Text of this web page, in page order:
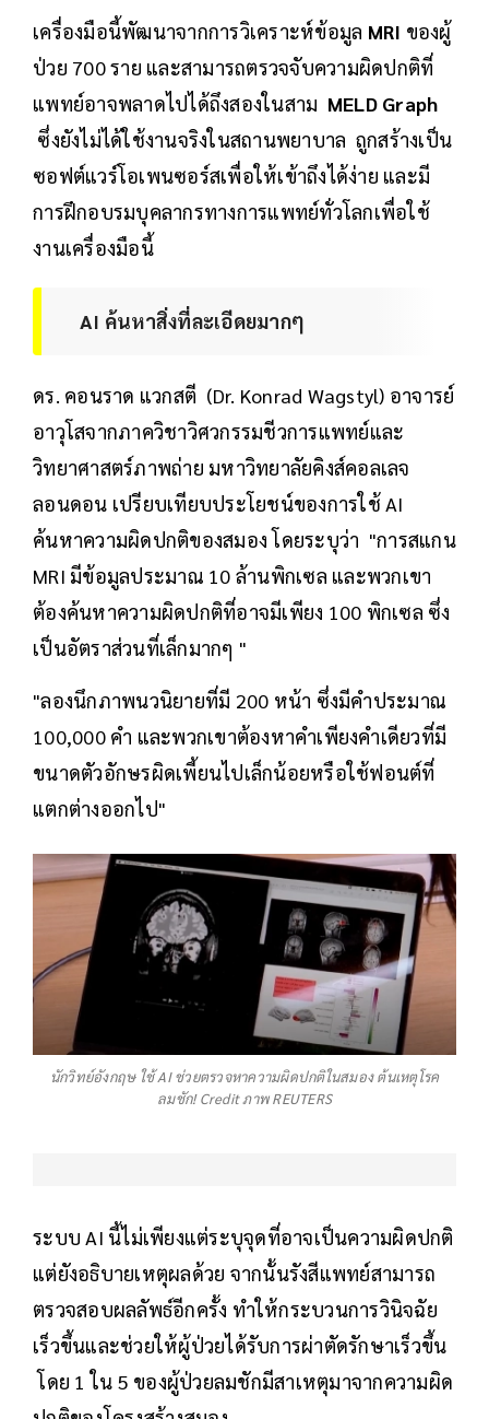
เครื่องมือนี้พัฒนาจากการวิเคราะห์ข้อมูล MRI ของผู้
ป่วย 700 ราย และสามารถตรวจจับความผิดปกติที่
แพทย์อาจพลาดไปได้ถึงสองในสาม MELD Graph
ซึ่งยังไม่ได้ใช้งานจริงในสถานพยาบาล ถูกสร้างเป็น
ซอฟต์แวร์โอเพนซอร์สเพื่อให้เข้าถึงได้ง่าย และมี
การฝึกอบรมบุคลากรทางการแพทย์ทั่วโลกเพื่อใช้
งานเครื่องมือนี้
AI ค้นหาสิ่งที่ละเอีดยมากๆ
ดร. คอนราด แวกสตี (Dr. Konrad Wagstyl) อาจารย์
อาวุโสจากภาควิชาวิศวกรรมชีวการแพทย์และ
วิทยาศาสตร์ภาพถ่าย มหาวิทยาลัยคิงส์คอลเลจ
ลอนดอน เปรียบเทียบประโยชน์ของการใช้ AI
ค้นหาความผิดปกติของสมอง โดยระบุว่า "การสแกน
MRI มีข้อมูลประมาณ 10 ล้านพิกเซล และพวกเขา
ต้องค้นหาความผิดปกติที่อาจมีเพียง 100 พิกเซล ซึ่ง
เป็นอัตราส่วนที่เล็กมากๆ "
"ลองนึกภาพนวนิยายที่มี 200 หน้า ซึ่งมีคำประมาณ
100,000 คำ และพวกเขาต้องหาคำเพียงคำเดียวที่มี
ขนาดตัวอักษรผิดเพี้ยนไปเล็กน้อยหรือใช้ฟอนต์ที่
แตกต่างออกไป"
นักวิทย์อังกฤษ ใช้ AI ช่วยตรวจหาความผิดปกติในสมอง ต้นเหตุโรค
ลมชัก! Credit ภาพ REUTERS
ระบบ AI นี้ไม่เพียงแต่ระบุจุดที่อาจเป็นความผิดปกติ
แต่ยังอธิบายเหตุผลด้วย จากนั้นรังสีแพทย์สามารถ
ตรวจสอบผลลัพธ์อีกครั้ง ทำให้กระบวนการวินิจฉัย
เร็วขึ้นและช่วยให้ผู้ป่วยได้รับการผ่าตัดรักษาเร็วขึ้น
โดย 1 ใน 5 ของผู้ป่วยลมชักมีสาเหตุมาจากความผิด